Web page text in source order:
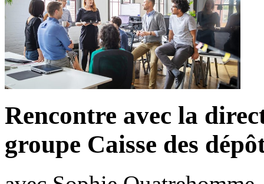
Rencontre avec la
groupe Caisse des